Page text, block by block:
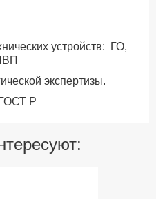
устройств: ГО,
экспертизы.
Р